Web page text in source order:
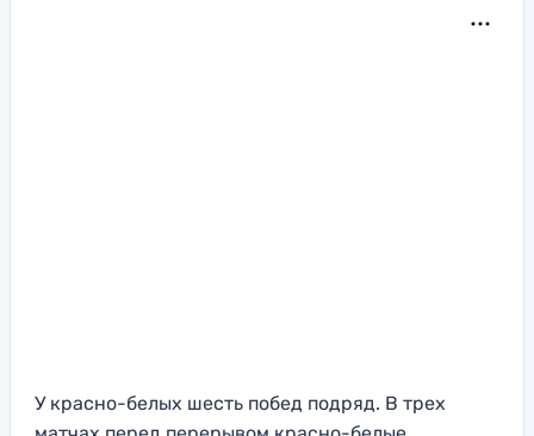
У красно-белых шесть побед подряд. В трех